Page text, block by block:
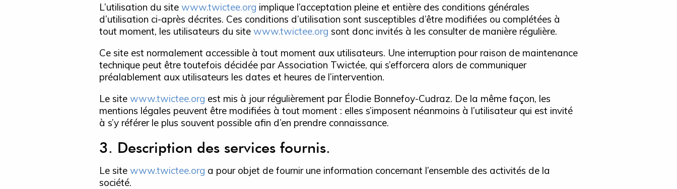
L’utilisation du site www.twictee.org implique l’acceptation pleine et entière des conditions générales
d’utilisation ci-après décrites. Ces conditions d’utilisation sont susceptibles d’être modifiées ou complétées à
tout moment, les utilisateurs du site www.twictee.org sont donc invités à les consulter de manière régulière.
Ce site est normalement accessible à tout moment aux utilisateurs. Une interruption pour raison de maintenance
technique peut être toutefois décidée par Association Twictée, qui s’efforcera alors de communiquer
préalablement aux utilisateurs les dates et heures de l’intervention.
Le site www.twictee.org est mis à jour régulièrement par Élodie Bonnefoy-Cudraz. De la même façon, les
mentions légales peuvent être modifiées à tout moment : elles s’imposent néanmoins à l’utilisateur qui est invité
à s’y référer le plus souvent possible afin d’en prendre connaissance.
3. Description des services fournis.
Le site www.twictee.org a pour objet de fournir une information concernant l’ensemble des activités de la
société.